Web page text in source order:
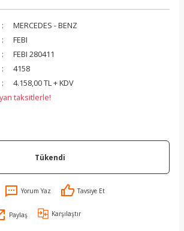
MERCEDES - BENZ
FEBI
FEBI 280411
4158
4.158,00 TL + KDV
taksitlerle!
Tükendi
Yorum Yaz Tavsiye Et
Paylaş Karşılaştır